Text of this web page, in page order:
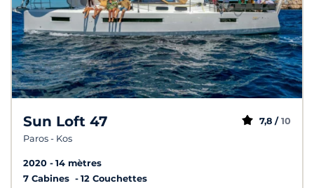
Sun Loft 47
Paros - Kos
7,8 / 10
2020
14 mètres
7 Cabines
12 Couchettes